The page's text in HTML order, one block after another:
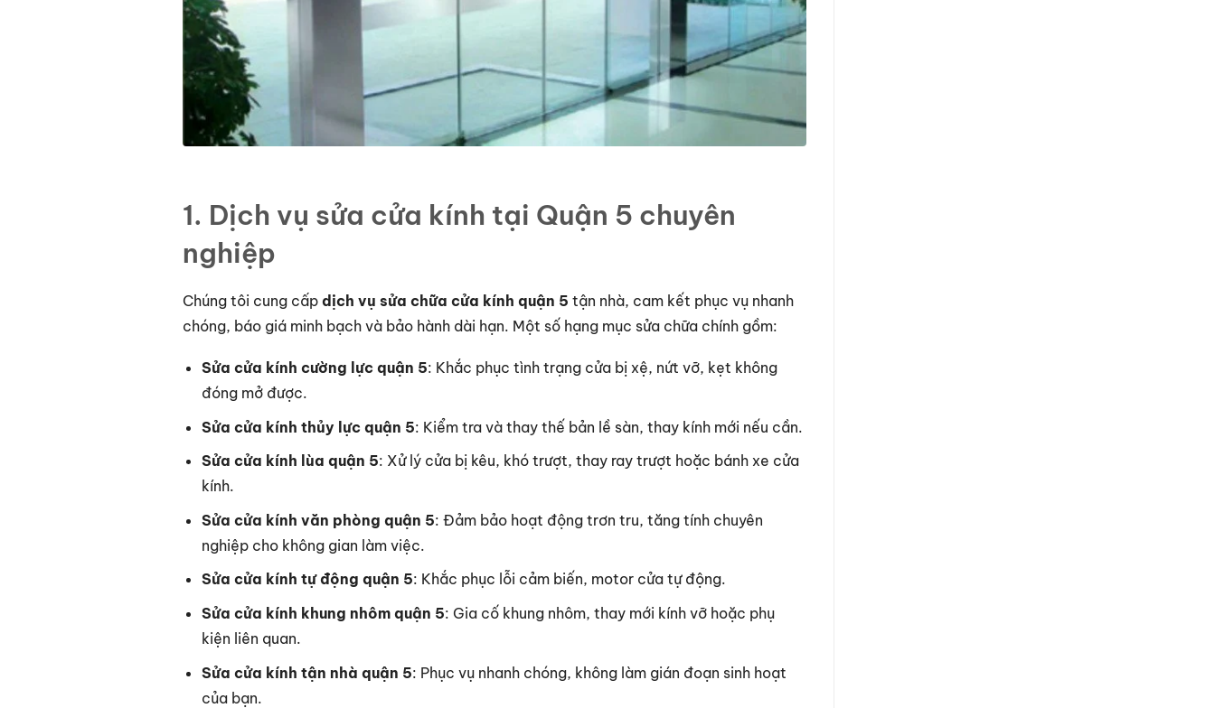
1. Dịch vụ sửa cửa kính tại Quận 5 chuyên
nghiệp
Chúng tôi cung cấp dịch vụ sửa chữa cửa kính quận 5 tận nhà, cam kết phục vụ nhanh
chóng, báo giá minh bạch và bảo hành dài hạn. Một số hạng mục sửa chữa chính gồm:
Sửa cửa kính cường lực quận 5: Khắc phục tình trạng cửa bị xệ, nứt vỡ, kẹt không
đóng mở được.
Sửa cửa kính thủy lực quận 5: Kiểm tra và thay thế bản lề sàn, thay kính mới nếu cần.
Sửa cửa kính lùa quận 5: Xử lý cửa bị kêu, khó trượt, thay ray trượt hoặc bánh xe cửa
kính.
Sửa cửa kính văn phòng quận 5: Đảm bảo hoạt động trơn tru, tăng tính chuyên
nghiệp cho không gian làm việc.
Sửa cửa kính tự động quận 5: Khắc phục lỗi cảm biến, motor cửa tự động.
Sửa cửa kính khung nhôm quận 5: Gia cố khung nhôm, thay mới kính vỡ hoặc phụ
kiện liên quan.
Sửa cửa kính tận nhà quận 5: Phục vụ nhanh chóng, không làm gián đoạn sinh hoạt
của bạn.